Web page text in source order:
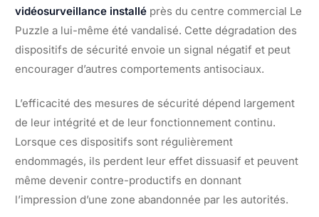
vidéosurveillance installé près du centre commercial Le
Puzzle a lui-même été vandalisé. Cette dégradation des
dispositifs de sécurité envoie un signal négatif et peut
encourager d’autres comportements antisociaux.
L’efficacité des mesures de sécurité dépend largement
de leur intégrité et de leur fonctionnement continu.
Lorsque ces dispositifs sont régulièrement
endommagés, ils perdent leur effet dissuasif et peuvent
même devenir contre-productifs en donnant
l’impression d’une zone abandonnée par les autorités.